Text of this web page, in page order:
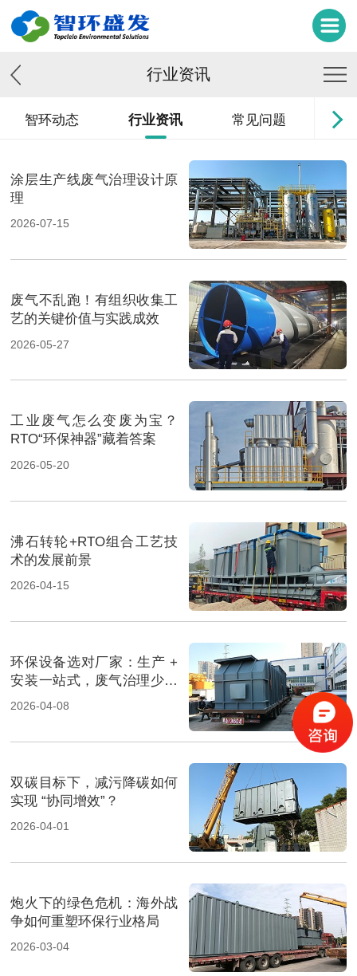
行业资讯
智环动态 行业资讯 常见问题
涂层生产线废气治理设计原
理
2026-07-15
废气不乱跑！有组织收集工
艺的关键价值与实践成效
2026-05-27
工业废气怎么变废为宝？
RTO“环保神器”藏着答案
2026-05-20
沸石转轮+RTO组合工艺技
术的发展前景
2026-04-15
环保设备选对厂家：生产 +
安装一站式，废气治理少走
弯路
2026-04-08
双碳目标下，减污降碳如何
实现 “协同增效”？
2026-04-01
炮火下的绿色危机：海外战
争如何重塑环保行业格局
2026-03-04